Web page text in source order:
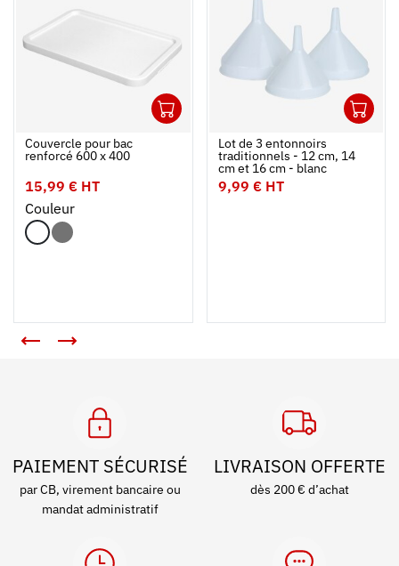
Couvercle pour bac
renforcé 600 x 400
15,99 € HT
Couleur
Lot de 3 entonnoirs
traditionnels - 12 cm, 14
cm et 16 cm - blanc
9,99 € HT
PAIEMENT SÉCURISÉ
par CB, virement bancaire ou
mandat administratif
LIVRAISON OFFERTE
dès 200 € d’achat